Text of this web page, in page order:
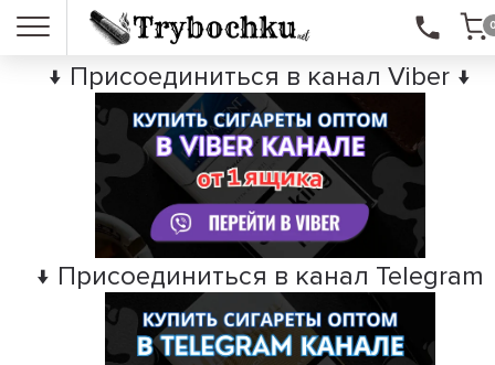
↓ Присоединиться в канал Viber ↓
↓ Присоединиться в канал Telegram